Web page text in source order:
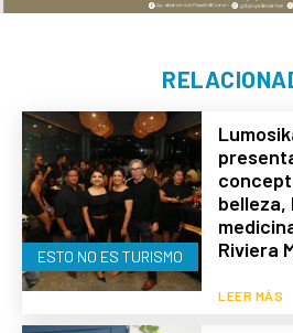
ESTO NO ES TURISMO
belleza,
Riviera
LEER MÁS